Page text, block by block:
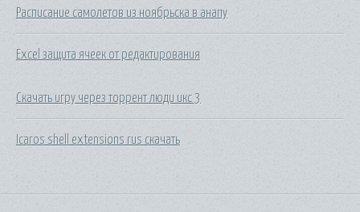
Расписание самолетов из ноябрьска в анапу
Excel защита ячеек от редактирования
Скачать игру через торрент люди икс 3
Icaros shell extensions rus скачать